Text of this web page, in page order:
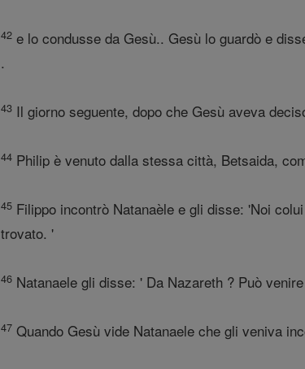
42 e lo condusse da Gesù.. Gesù lo guardò e
.
43 Il giorno seguente, dopo che Gesù aveva
44 Philip è venuto dalla stessa città, Betsaida,
45 Filippo incontrò Natanaèle e gli disse: 'Noi
trovato. '
46 Natanaele gli disse: ' Da Nazareth ? Può
47 Quando Gesù vide Natanaele che gli veniva